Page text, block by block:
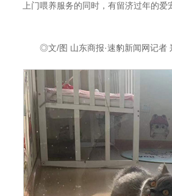
上门喂养服务的同时，有留济过年的
◎文/图 山东商报·速豹新闻网记者